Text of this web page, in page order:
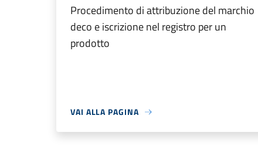
Procedimento di attribuzione del marchio
deco e iscrizione nel registro per un
prodotto
VAI ALLA PAGINA